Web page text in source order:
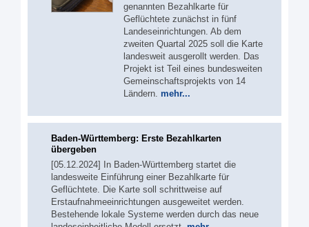
genannten Bezahlkarte für
Geflüchtete zunächst in fünf
Landeseinrichtungen. Ab dem
zweiten Quartal 2025 soll die Karte
landesweit ausgerollt werden. Das
Projekt ist Teil eines bundesweiten
Gemeinschaftsprojekts von 14
Ländern. mehr...
Baden-Württemberg: Erste Bezahlkarten
übergeben
[05.12.2024] In Baden-Württemberg startet die
landesweite Einführung einer Bezahlkarte für
Geflüchtete. Die Karte soll schrittweise auf
Erstaufnahmeeinrichtungen ausgeweitet werden.
Bestehende lokale Systeme werden durch das neue